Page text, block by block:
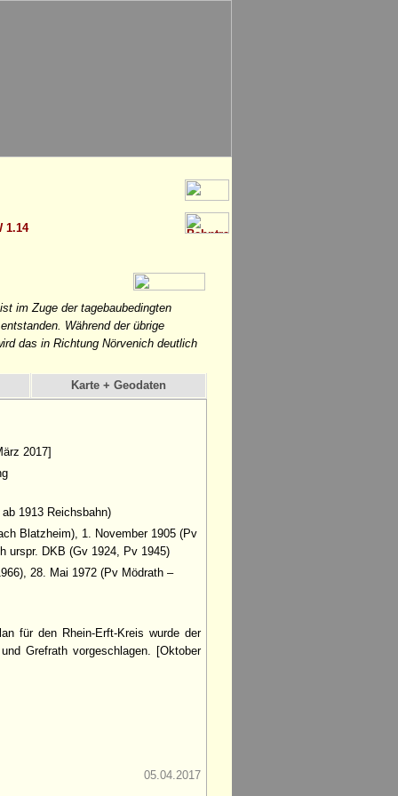
1.14
im Zuge der tagebaubedingten
Während der übrige
das in Richtung Nörvenich deutlich
Karte + Geodaten
2017]
1913 Reichsbahn)
Blatzheim), 1. November 1905 (Pv
urspr. DKB (Gv 1924, Pv 1945)
28. Mai 1972 (Pv Mödrath –
für den Rhein-Erft-Kreis wurde der
Grefrath vorgeschlagen. [Oktober
05.04.2017